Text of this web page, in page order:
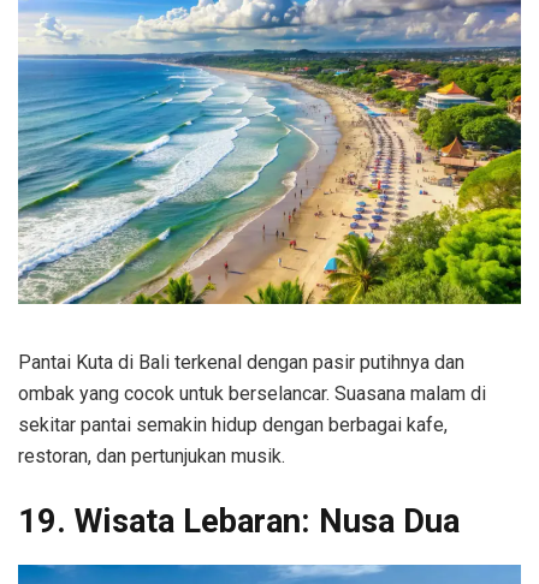
Pantai Kuta di Bali terkenal dengan pasir putihnya dan
ombak yang cocok untuk berselancar. Suasana malam di
sekitar pantai semakin hidup dengan berbagai kafe,
restoran, dan pertunjukan musik.
19. Wisata Lebaran: Nusa Dua